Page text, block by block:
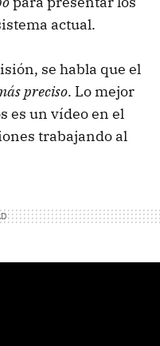
actual.
se habla que el
preciso. Lo mejor
es un vídeo en el
trabajando al